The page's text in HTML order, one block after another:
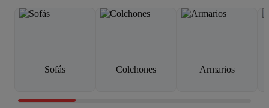
Sofás Colchones Armarios